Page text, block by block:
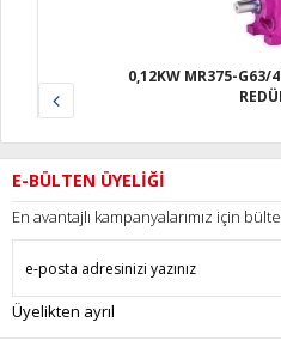
4a i765,58 1,8rpm YILMAZ
E-BÜLTEN ÜYELİĞİ
En avantajlı kampanyalarımız için
Üyelikten ayrıl